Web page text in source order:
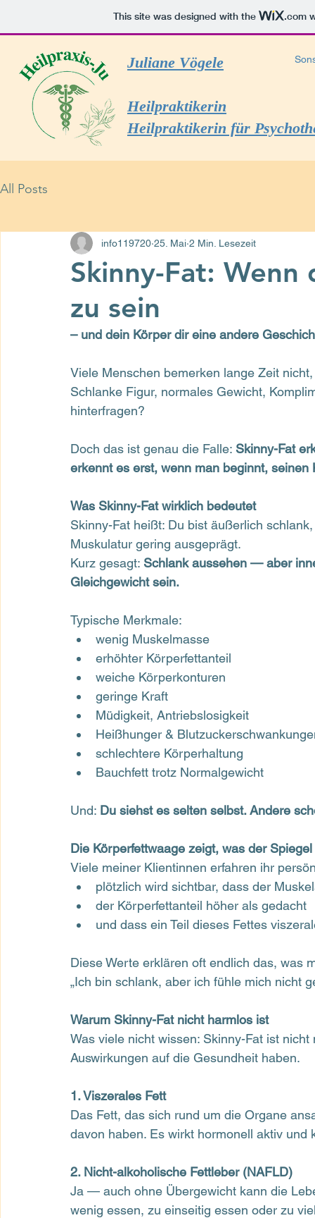
This site was designed with the .com
Juliane Vögele
Heilpraktikerin
Heilpraktikerin für
All Posts
Skinny-Fat:
zu sein
info119720 25. Mai 2 Min. Lesezeit
– und dein Körper dir eine andere
Viele Menschen bemerken lange Zeit
Schlanke Figur, normales Gewicht,
hinterfragen?
Doch das ist genau die Falle: Skinny-Fat
erkennt es erst, wenn man beginnt,
Was Skinny-Fat wirklich bedeutet
Skinny-Fat heißt: Du bist äußerlich
Muskulatur gering ausgeprägt.
Kurz gesagt: Schlank aussehen — aber
Gleichgewicht sein.
Typische Merkmale:
wenig Muskelmasse
erhöhter Körperfettanteil
weiche Körperkonturen
geringe Kraft
Müdigkeit, Antriebslosigkeit
Heißhunger &
schlechtere Körperhaltung
Bauchfett trotz Normalgewicht
Und: Du siehst es selten selbst. Andere
Die Körperfettwaage zeigt, was der
Viele meiner Klientinnen erfahren ihr
plötzlich wird sichtbar, dass der
der Körperfettanteil höher als gedacht
und dass ein Teil dieses Fettes
Diese Werte erklären oft endlich das, was
„Ich bin schlank, aber ich fühle mich nicht
Warum Skinny-Fat nicht harmlos ist
Was viele nicht wissen: Skinny-Fat ist
Auswirkungen auf die Gesundheit haben.
1. Viszerales Fett
Das Fett, das sich rund um die Organe
davon haben. Es wirkt hormonell aktiv und
2. Nicht-alkoholische Fettleber (NAFLD)
Ja — auch ohne Übergewicht kann die
wenig essen, zu einseitig essen oder zu